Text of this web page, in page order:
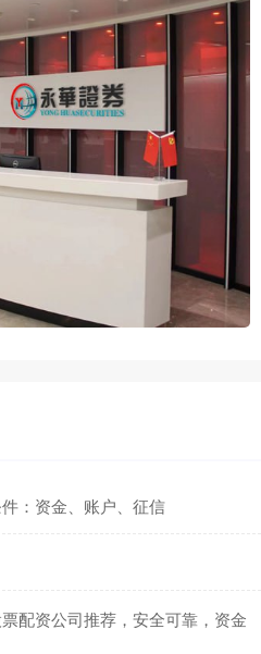
：资金、账户、征信
配资公司推荐，安全可靠，资金